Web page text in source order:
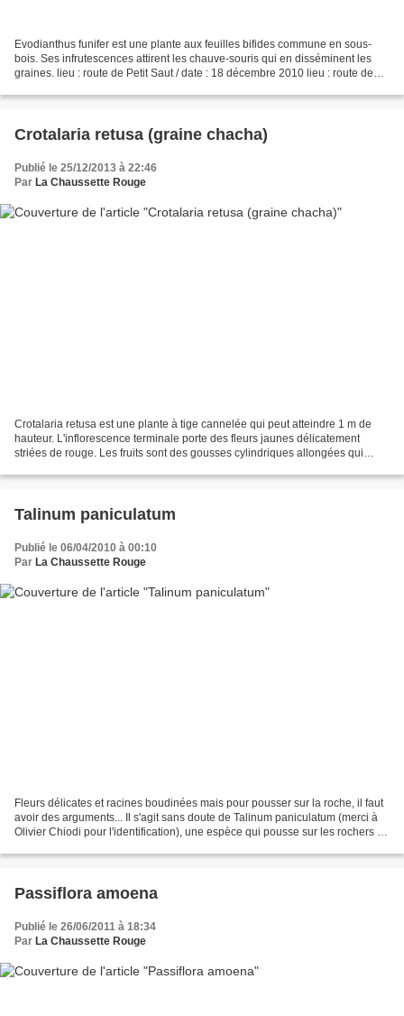
Evodianthus funifer est une plante aux feuilles bifides commune en sous-
bois. Ses infrutescences attirent les chauve-souris qui en disséminent les
graines. lieu : route de Petit Saut / date : 18 décembre 2010 lieu : route de
Crotalaria retusa (graine chacha)
Publié le 25/12/2013 à 22:46
Par La Chaussette Rouge
Crotalaria retusa est une plante à tige cannelée qui peut atteindre 1 m de
hauteur. L'inflorescence terminale porte des fleurs jaunes délicatement
striées de rouge. Les fruits sont des gousses cylindriques allongées qui
Talinum paniculatum
Publié le 06/04/2010 à 00:10
Par La Chaussette Rouge
Fleurs délicates et racines boudinées mais pour pousser sur la roche, il faut
avoir des arguments... Il s'agit sans doute de Talinum paniculatum (merci à
Olivier Chiodi pour l'identification), une espèce qui pousse sur les rochers :
Passiflora amoena
Publié le 26/06/2011 à 18:34
Par La Chaussette Rouge